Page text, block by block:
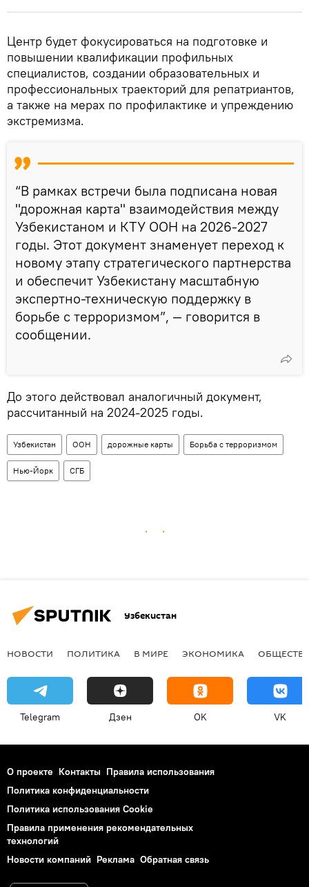
Центр будет фокусироваться на подготовке и
повышении квалификации профильных
специалистов, создании образовательных и
профессиональных траекторий для репатриантов,
а также на мерах по профилактике и упреждению
экстремизма.
“В рамках встречи была подписана новая
"дорожная карта" взаимодействия между
Узбекистаном и КТУ ООН на 2026-2027
годы. Этот документ знаменует переход к
новому этапу стратегического партнерства
и обеспечит Узбекистану масштабную
экспертно-техническую поддержку в
борьбе с терроризмом”, — говорится в
сообщении.
До этого действовал аналогичный документ,
рассчитанный на 2024-2025 годы.
Узбекистан ООН дорожные карты Борьба с терроризмом
Нью-Йорк СГБ
Узбекистан
НОВОСТИ ПОЛИТИКА В МИРЕ ЭКОНОМИКА
Telegram Дзен OK VK
О проекте Контакты Правила использования
Политика конфиденциальности
Политика использования Cookie
Правила применения рекомендательных
технологий
Новости компаний Реклама Обратная связь